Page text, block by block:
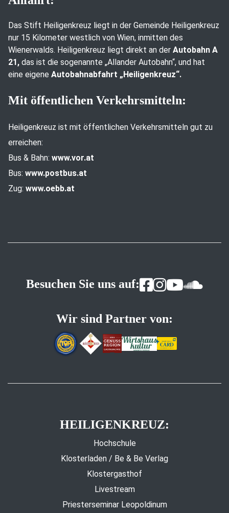
Das Stift Heiligenkreuz liegt in der Gemeinde Heiligenkreuz
nur 15 Kilometer westlich von Wien, inmitten des
Wienerwalds. Heiligenkreuz liegt direkt an der Autobahn A
21, das ist die sogenannte „Allander Autobahn“, und hat
eine eigene Autobahnabfahrt „Heiligenkreuz“.
Mit öffentlichen Verkehrsmitteln:
Heiligenkreuz ist mit öffentlichen Verkehrsmitteln gut zu
erreichen:
Bus & Bahn: www.vor.at
Bus: www.postbus.at
Zug: www.oebb.at
Besuchen Sie uns auf:
Wir sind Partner von:
HEILIGENKREUZ:
Hochschule
Klosterladen / Be & Be Verlag
Klostergasthof
Livestream
Priesterseminar Leopoldinum